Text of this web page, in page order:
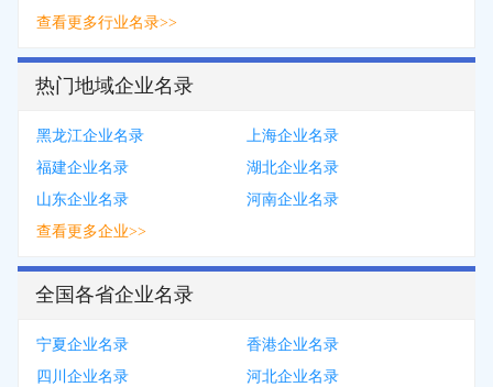
查看更多行业名录>>
热门地域企业名录
黑龙江企业名录
上海企业名录
福建企业名录
湖北企业名录
山东企业名录
河南企业名录
查看更多企业>>
全国各省企业名录
宁夏企业名录
香港企业名录
四川企业名录
河北企业名录